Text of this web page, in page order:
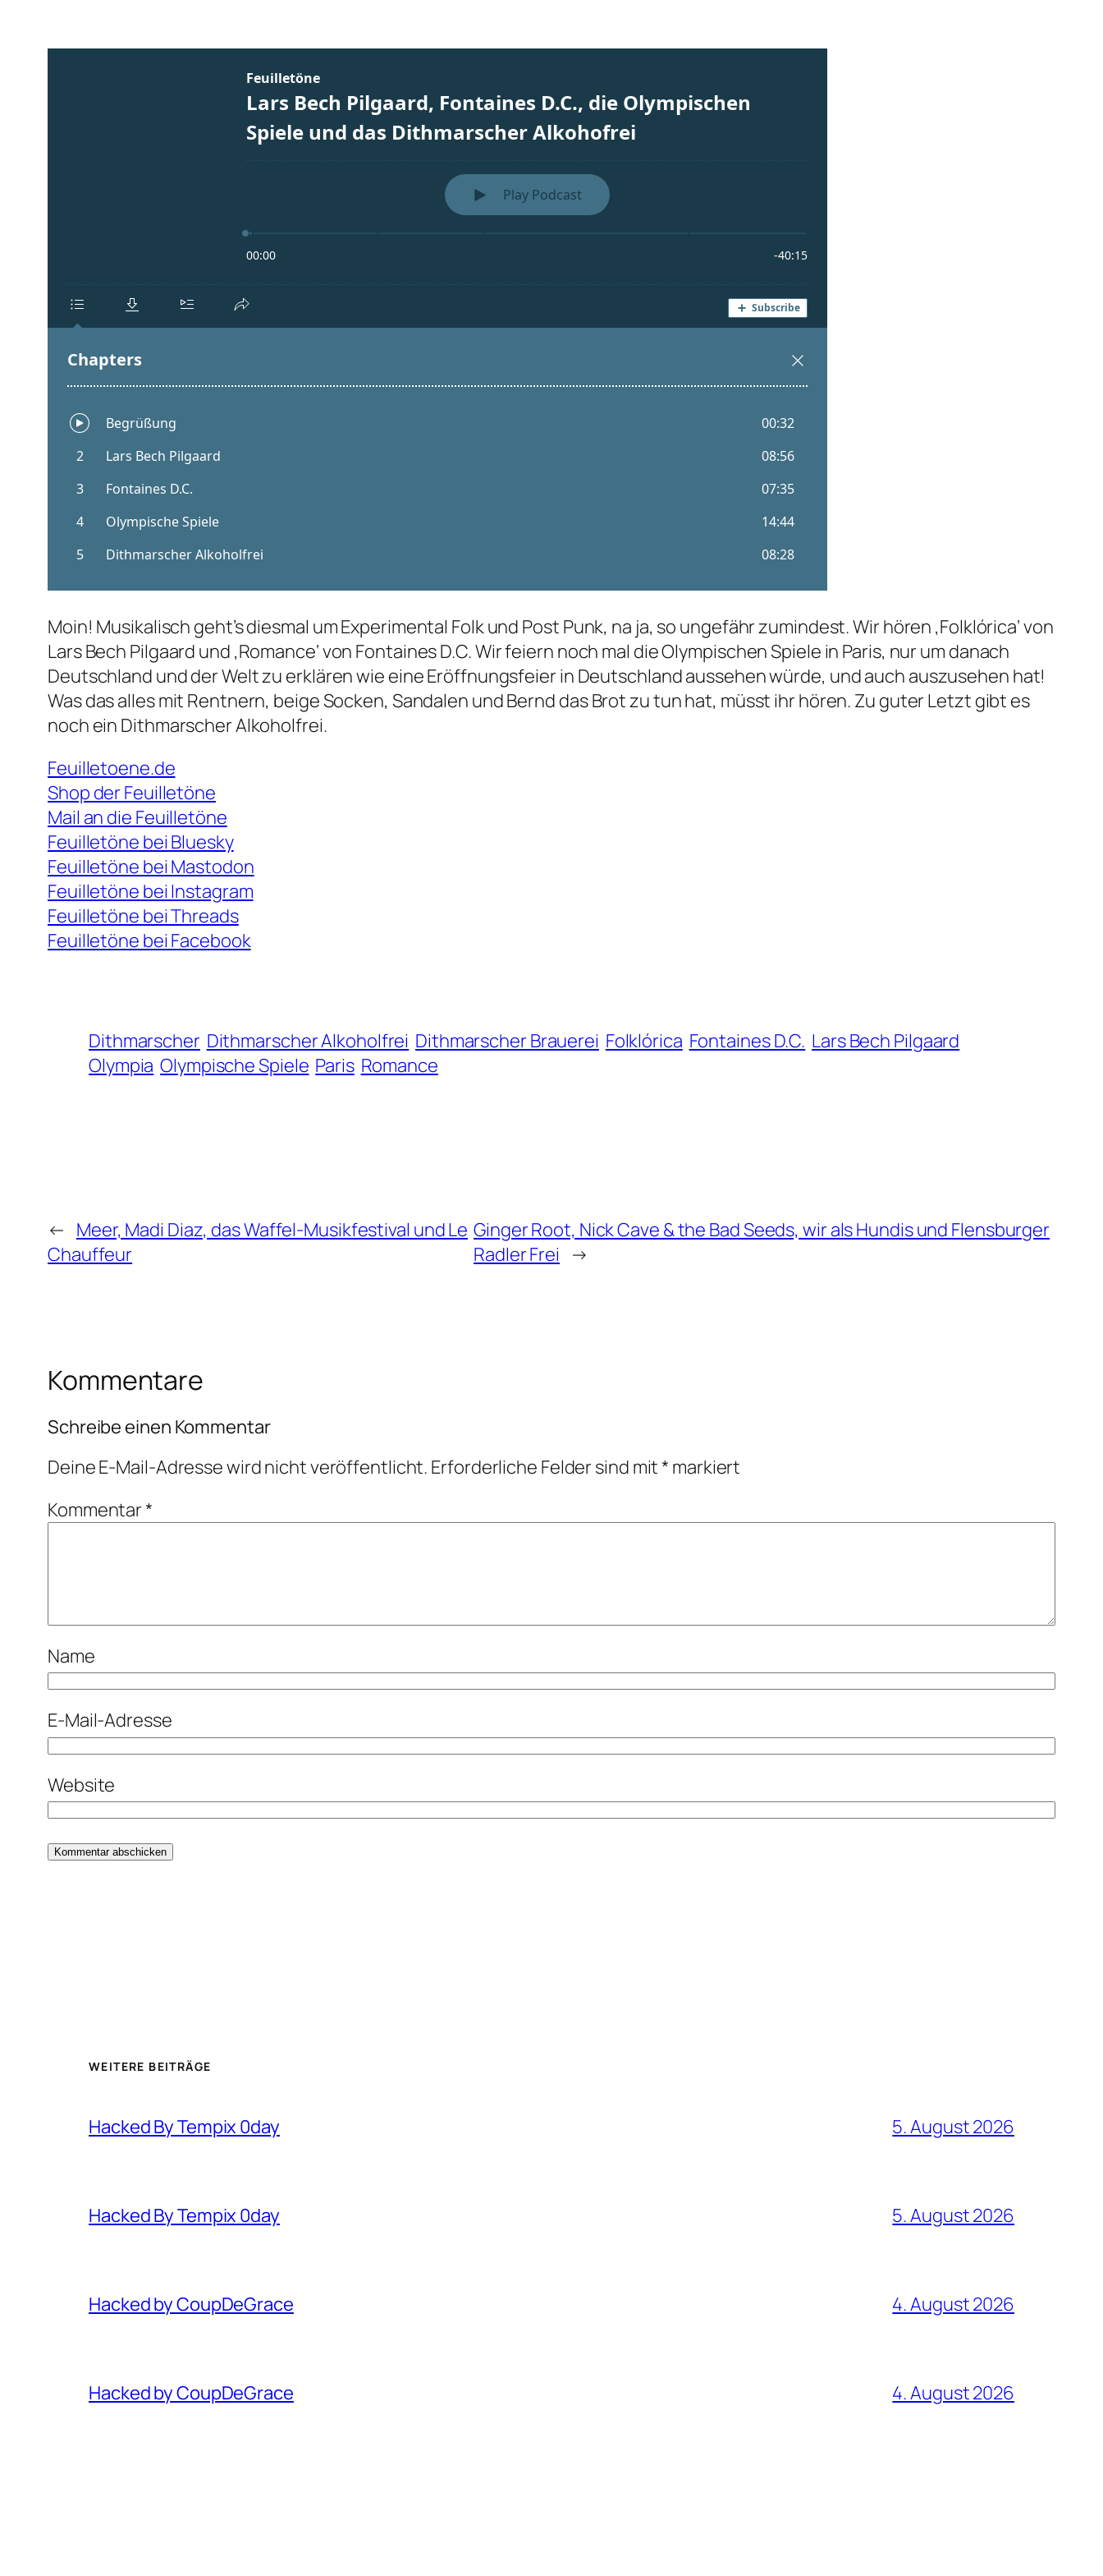
Moin! Musikalisch geht’s diesmal um Experimental Folk und Post Punk, na ja, so ungefähr zumindest. Wir hören ‚Folkl​ó​rica‘ von
Lars Bech Pilgaard und ‚Romance‘ von Fontaines D.C. Wir feiern noch mal die Olympischen Spiele in Paris, nur um danach
Deutschland und der Welt zu erklären wie eine Eröffnungsfeier in Deutschland aussehen würde, und auch auszusehen hat!
Was das alles mit Rentnern, beige Socken, Sandalen und Bernd das Brot zu tun hat, müsst ihr hören. Zu guter Letzt gibt es
noch ein Dithmarscher Alkoholfrei.
Feuilletoene.de
Shop der Feuilletöne
Mail an die Feuilletöne
Feuilletöne bei Bluesky
Feuilletöne bei Mastodon
Feuilletöne bei Instagram
Feuilletöne bei Threads
Feuilletöne bei Facebook
Dithmarscher Dithmarscher Alkoholfrei Dithmarscher Brauerei Folkl​ó​rica Fontaines D.C. Lars Bech Pilgaard
Olympia Olympische Spiele Paris Romance
← Meer, Madi Diaz, das Waffel-Musikfestival und Le
Chauffeur
Ginger Root, Nick Cave & the Bad Seeds, wir als Hundis und Flensburger
Radler Frei →
Kommentare
Schreibe einen Kommentar
Deine E-Mail-Adresse wird nicht veröffentlicht. Erforderliche Felder sind mit* markiert
Kommentar*
Name
E-Mail-Adresse
Website
WEITERE BEITRÄGE
Hacked By Tempix 0day 5. August 2026
Hacked By Tempix 0day 5. August 2026
Hacked by CoupDeGrace 4. August 2026
Hacked by CoupDeGrace 4. August 2026